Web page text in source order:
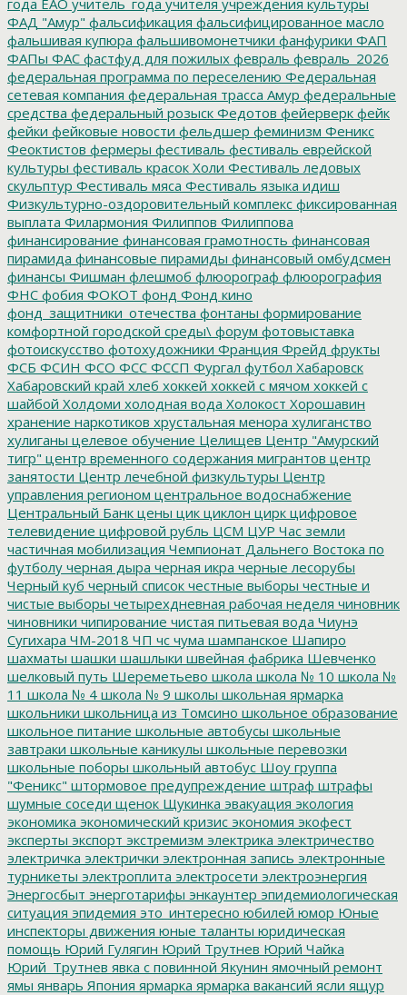
ФАД "Амур" фальсификация фальсифицированное масло
фальшивая купюра фальшивомонетчики фанфурики ФАП
ФАПы ФАС фастфуд для пожилых февраль февраль_2026
федеральная программа по переселению Федеральная
сетевая компания федеральная трасса Амур федеральные
средства федеральный розыск Федотов фейерверк фейк
фейки фейковые новости фельдшер феминизм Феникс
Феоктистов фермеры фестиваль фестиваль еврейской
культуры фестиваль красок Холи Фестиваль ледовых
скульптур Фестиваль мяса Фестиваль языка идиш
Физкультурно-оздоровительный комплекс фиксированная
выплата Филармония Филиппов Филиппова
финансирование финансовая грамотность финансовая
пирамида финансовые пирамиды финансовый омбудсмен
финансы Фишман флешмоб флюорограф флюорография
ФНС фобия ФОКОТ фонд Фонд кино
фонд_защитники_отечества фонтаны формирование
комфортной городской среды\ форум фотовыставка
фотоискусство фотохудожники Франция Фрейд фрукты
ФСБ ФСИН ФСО ФСС ФССП Фургал футбол Хабаровск
Хабаровский край хлеб хоккей хоккей с мячом хоккей с
шайбой Холдоми холодная вода Холокост Хорошавин
хранение наркотиков хрустальная менора хулиганство
хулиганы целевое обучение Целищев Центр "Амурский
тигр" центр временного содержания мигрантов центр
занятости Центр лечебной физкультуры Центр
управления регионом центральное водоснабжение
Центральный Банк цены цик циклон цирк цифровое
телевидение цифровой рубль ЦСМ ЦУР Час земли
частичная мобилизация Чемпионат Дальнего Востока по
футболу черная дыра черная икра черные лесорубы
Черный куб черный список честные выборы честные и
чистые выборы четырехдневная рабочая неделя чиновник
чиновники чипирование чистая питьевая вода Чиунэ
Сугихара ЧМ-2018 ЧП чс чума шампанское Шапиро
шахматы шашки шашлыки швейная фабрика Шевченко
шелковый путь Шереметьево школа школа № 10 школа №
11 школа № 4 школа № 9 школы школьная ярмарка
школьники школьница из Томсино школьное образование
школьное питание школьные автобусы школьные
завтраки школьные каникулы школьные перевозки
школьные поборы школьный автобус Шоу группа
"Феникс" штормовое предупреждение штраф штрафы
шумные соседи щенок Щукинка эвакуация экология
экономика экономический кризис экономия экофест
эксперты экспорт экстремизм электрика электричество
электричка электрички электронная запись электронные
турникеты электроплита электросети электроэнергия
Энергосбыт энерготарифы энкаунтер эпидемиологическая
ситуация эпидемия это_интересно юбилей юмор Юные
инспекторы движения юные таланты юридическая
помощь Юрий Гулягин Юрий Трутнев Юрий Чайка
Юрий_Трутнев явка с повинной Якунин ямочный ремонт
ямы январь Япония ярмарка ярмарка вакансий ясли ящур